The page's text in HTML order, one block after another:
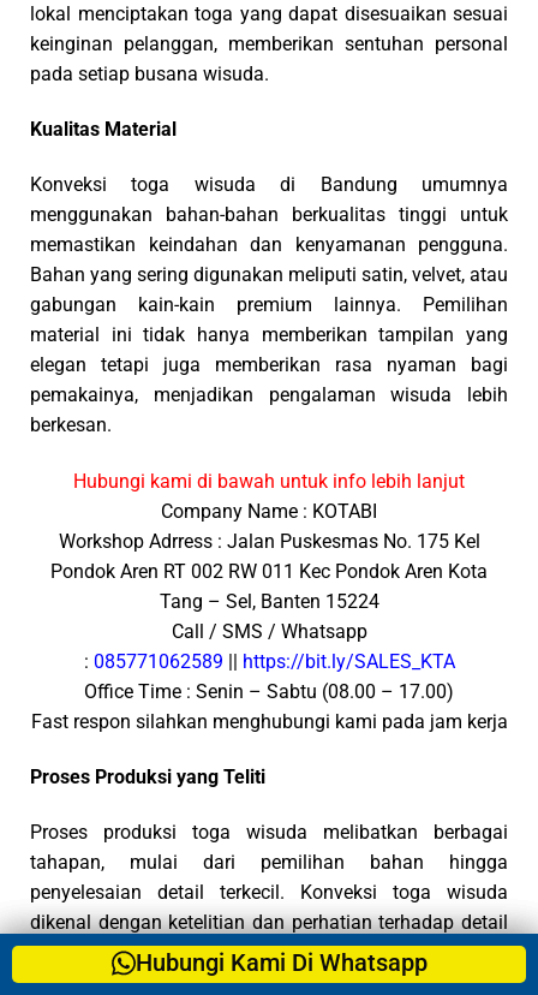
lokal menciptakan toga yang dapat disesuaikan sesuai
keinginan pelanggan, memberikan sentuhan personal
pada setiap busana wisuda.
Kualitas Material
Konveksi toga wisuda di Bandung umumnya
menggunakan bahan-bahan berkualitas tinggi untuk
memastikan keindahan dan kenyamanan pengguna.
Bahan yang sering digunakan meliputi satin, velvet, atau
gabungan kain-kain premium lainnya. Pemilihan
material ini tidak hanya memberikan tampilan yang
elegan tetapi juga memberikan rasa nyaman bagi
pemakainya, menjadikan pengalaman wisuda lebih
berkesan.
Hubungi kami di bawah untuk info lebih lanjut
Company Name : KOTABI
Workshop Adrress : Jalan Puskesmas No. 175 Kel
Pondok Aren RT 002 RW 011 Kec Pondok Aren Kota
Tang – Sel, Banten 15224
Call / SMS / Whatsapp
: 085771062589 || https://bit.ly/SALES_KTA
Office Time : Senin – Sabtu (08.00 – 17.00)
Fast respon silahkan menghubungi kami pada jam kerja
Proses Produksi yang Teliti
Proses produksi toga wisuda melibatkan berbagai
tahapan, mulai dari pemilihan bahan hingga
penyelesaian detail terkecil. Konveksi toga wisuda
dikenal dengan ketelitian dan perhatian terhadap detail
selama setiap langkah produksi. Hal ini memastikan
bahwa setiap toga yang dihasilkan adalah karya seni
Hubungi Kami Di Whatsapp
Hubungi Kami Di Whatsapp
Hubungi Kami Di Whatsapp